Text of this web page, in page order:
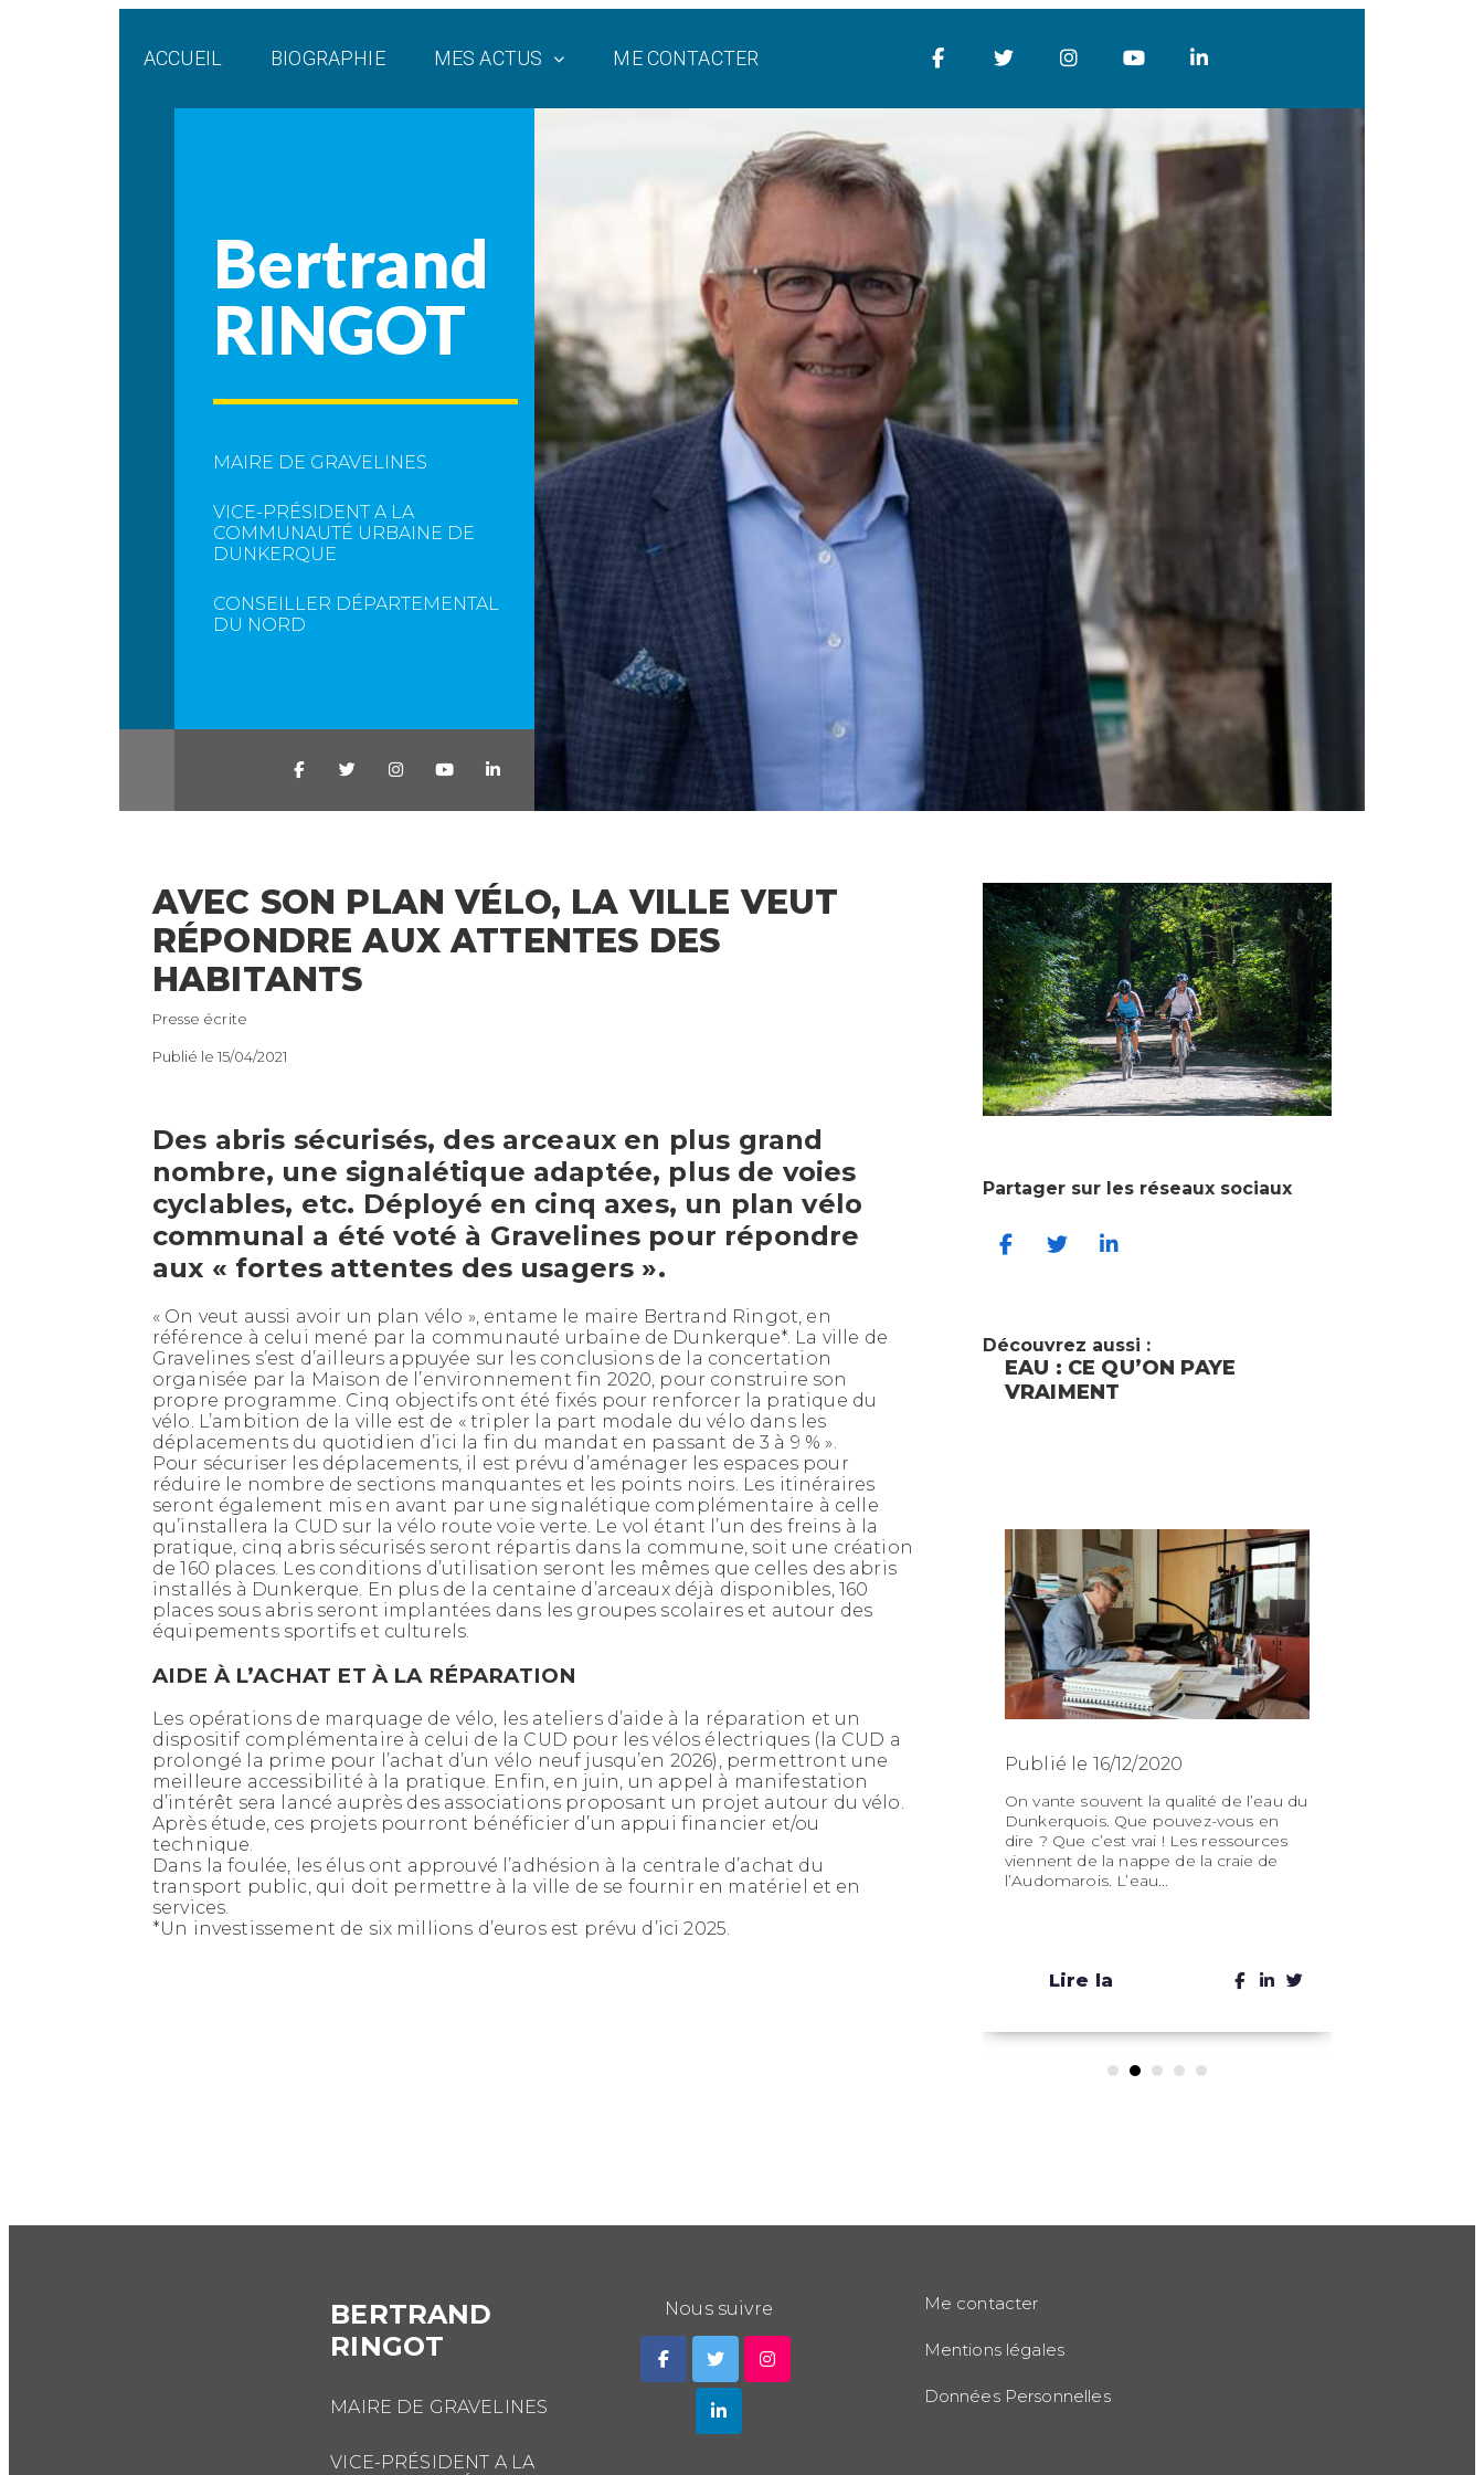
ACCUEIL BIOGRAPHIE MES ACTUS ME CONTACTER
Bertrand
RINGOT
MAIRE DE GRAVELINES
VICE-PRÉSIDENT A LA
COMMUNAUTÉ URBAINE DE
DUNKERQUE
CONSEILLER DÉPARTEMENTAL
DU NORD
AVEC SON PLAN VÉLO, LA VILLE VEUT
RÉPONDRE AUX ATTENTES DES
HABITANTS
Presse écrite
Publié le 15/04/2021
Des abris sécurisés, des arceaux en plus grand
nombre, une signalétique adaptée, plus de voies
cyclables, etc. Déployé en cinq axes, un plan vélo
communal a été voté à Gravelines pour répondre
aux « fortes attentes des usagers ».
« On veut aussi avoir un plan vélo », entame le maire Bertrand Ringot, en
référence à celui mené par la communauté urbaine de Dunkerque*. La ville de
Gravelines s’est d’ailleurs appuyée sur les conclusions de la concertation
organisée par la Maison de l’environnement fin 2020, pour construire son
propre programme. Cinq objectifs ont été fixés pour renforcer la pratique du
vélo. L’ambition de la ville est de «tripler la part modale du vélo dans les
déplacements du quotidien d’ici la fin du mandat en passant de 3 à 9 % ».
Pour sécuriser les déplacements, il est prévu d’aménager les espaces pour
réduire le nombre de sections manquantes et les points noirs. Les itinéraires
seront également mis en avant par une signalétique complémentaire à celle
qu’installera la CUD sur la vélo route voie verte. Le vol étant l’un des freins à la
pratique, cinq abris sécurisés seront répartis dans la commune, soit une création
de 160 places. Les conditions d’utilisation seront les mêmes que celles des abris
installés à Dunkerque. En plus de la centaine d’arceaux déjà disponibles, 160
places sous abris seront implantées dans les groupes scolaires et autour des
équipements sportifs et culturels.
AIDE À L’ACHAT ET À LA RÉPARATION
Les opérations de marquage de vélo, les ateliers d’aide à la réparation et un
dispositif complémentaire à celui de la CUD pour les vélos électriques (la CUD a
prolongé la prime pour l’achat d’un vélo neuf jusqu’en 2026), permettront une
meilleure accessibilité à la pratique. Enfin, en juin, un appel à manifestation
d’intérêt sera lancé auprès des associations proposant un projet autour du vélo.
Après étude, ces projets pourront bénéficier d’un appui financier et/ou
technique.
Dans la foulée, les élus ont approuvé l’adhésion à la centrale d’achat du
transport public, qui doit permettre à la ville de se fournir en matériel et en
services.
*Un investissement de six millions d’euros est prévu d’ici 2025.
Partager sur les réseaux sociaux
Découvrez aussi :
DUNKERQUOIS : CES
PYLÔNES À HAUTE
TENSION QUI LACÈRENT LE
PAYSAGE, MAIS
RAPPORTENT AUX
COMMUNES
Publié le 12/04/2021
« Taxe pylônes » : cette petite ligne
dans les budgets des communes
cas, elle revêt pourtant une
importance capitale pour leurs
nuisances...
EAU : CE QU’ON PAYE
VRAIMENT
Publié le 16/12/2020
On vante souvent la qualité de l’eau du
Dunkerquois. Que pouvez-vous en
dire ? Que c’est vrai ! Les ressources
viennent de la nappe de la craie de
l’Audomarois. L’eau...
Lire la
suite
BERTRAND
RINGOT
MAIRE DE GRAVELINES
VICE-PRÉSIDENT A LA
Nous suivre Me contacter
Mentions légales
Données Personnelles
Panneau de gestion des cookies